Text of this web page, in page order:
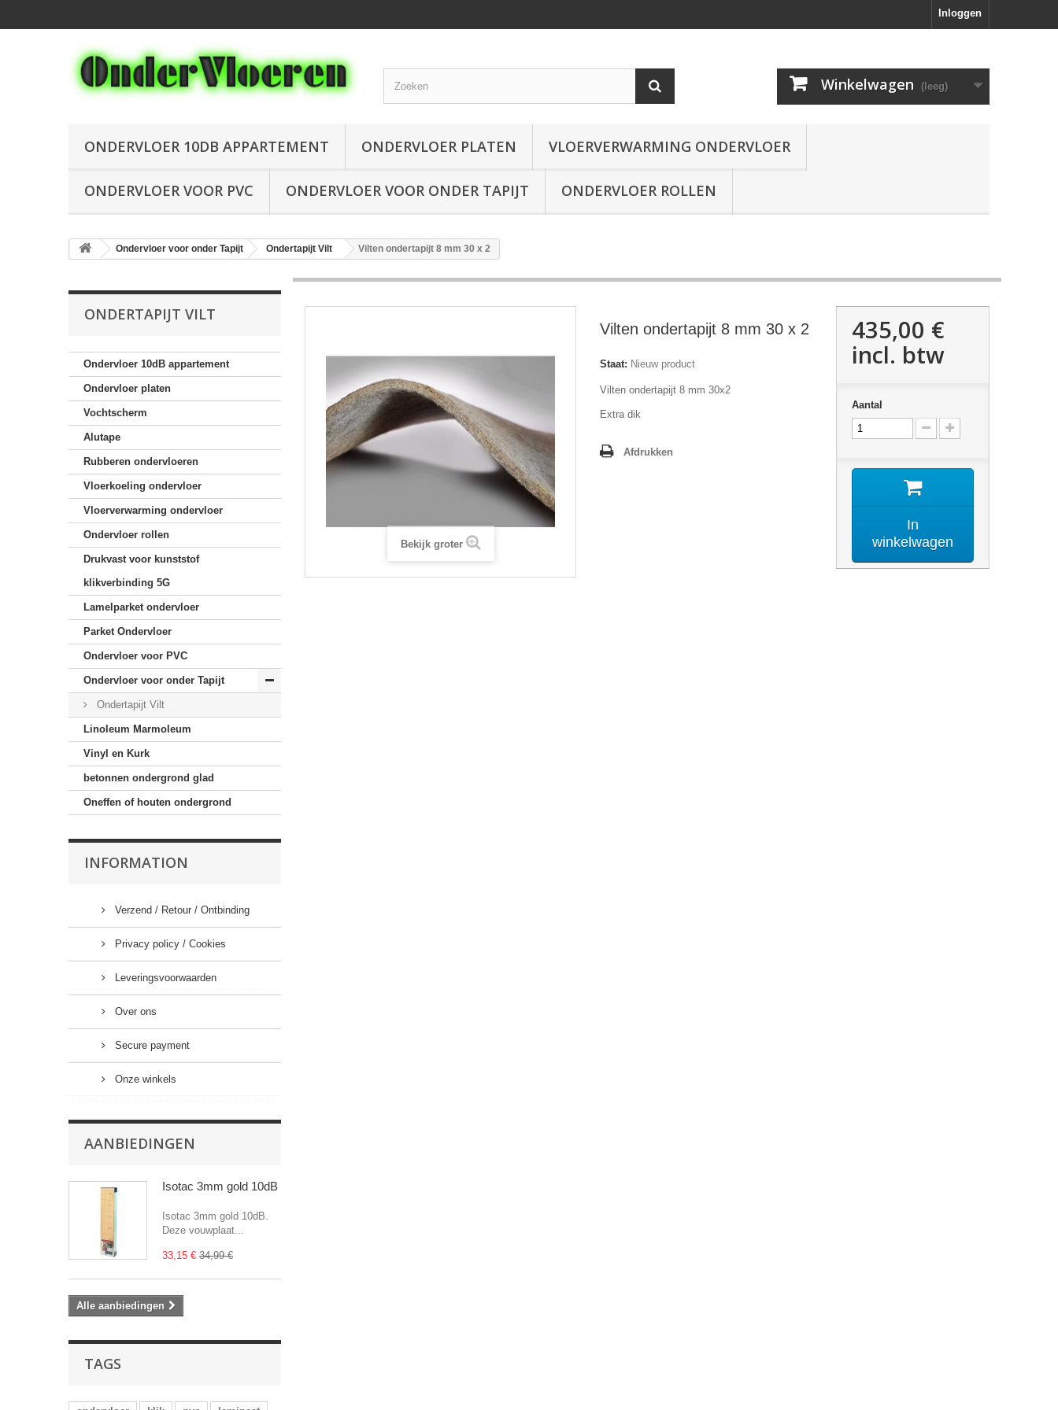
Inloggen
Winkelwagen (leeg)
ONDERVLOER 10DB APPARTEMENT ONDERVLOER PLATEN VLOERVERWARMING ONDERVLOER
ONDERVLOER VOOR PVC ONDERVLOER VOOR ONDER TAPIJT ONDERVLOER ROLLEN
Ondervloer voor onder Tapijt Ondertapijt Vilt Vilten ondertapijt 8 mm 30 x 2
ONDERTAPIJT VILT
Ondervloer 10dB appartement
Ondervloer platen
Vochtscherm
Alutape
Rubberen ondervloeren
Vloerkoeling ondervloer
Vloerverwarming ondervloer
Ondervloer rollen
Drukvast voor kunststof
klikverbinding 5G
Lamelparket ondervloer
Parket Ondervloer
Ondervloer voor PVC
Ondervloer voor onder Tapijt
Ondertapijt Vilt
Linoleum Marmoleum
Vinyl en Kurk
betonnen ondergrond glad
Oneffen of houten ondergrond
INFORMATION
Verzend / Retour / Ontbinding
Privacy policy / Cookies
Leveringsvoorwaarden
Over ons
Secure payment
Onze winkels
AANBIEDINGEN
Isotac 3mm gold 10dB
Isotac 3mm gold 10dB.
Deze vouwplaat...
33,15 € 34,99 €
Alle aanbiedingen
TAGS
Bekijk groter
Vilten ondertapijt 8 mm 30 x 2
Staat: Nieuw product
Vilten ondertapijt 8 mm 30x2
Extra dik
Afdrukken
435,00 €
incl. btw
Aantal
In
winkelwagen